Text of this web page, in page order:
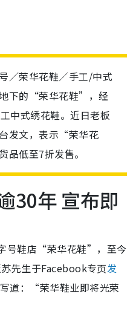
／荣华花鞋／手工/中式
下的“荣华花鞋”，经
中式绣花鞋。近日老板
发文，表示“荣华花
低至7折发售。
30年 宣布即
号鞋店“荣华花鞋”，至今
先生于Facebook专页发
道：“荣华鞋业即将光荣